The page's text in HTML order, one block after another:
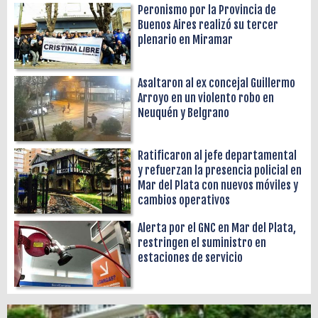
Peronismo por la Provincia de
Buenos Aires realizó su tercer
plenario en Miramar
Asaltaron al ex concejal Guillermo
Arroyo en un violento robo en
Neuquén y Belgrano
Ratificaron al jefe departamental
y refuerzan la presencia policial en
Mar del Plata con nuevos móviles y
cambios operativos
Alerta por el GNC en Mar del Plata,
restringen el suministro en
estaciones de servicio